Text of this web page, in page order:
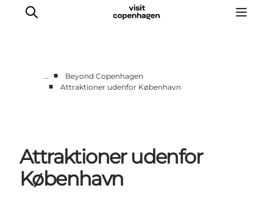
Områder
Planlæg din tur
CopenPay
… ■
Beyond Copenhagen
■
Attraktioner udenfor København
Attraktioner udenfor
København